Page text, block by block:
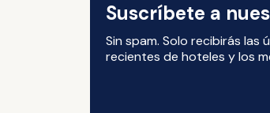
Suscríbete a
Sin spam. Solo recibirás
recientes de hoteles y los